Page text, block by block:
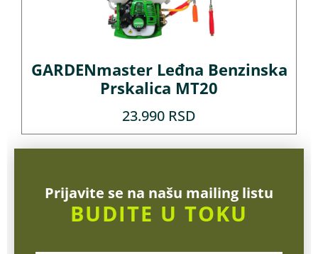
GARDENmaster Leđna Benzinska
Prskalica MT20
23.990 RSD
Prijavite se na našu mailing listu
BUDITE U TOKU